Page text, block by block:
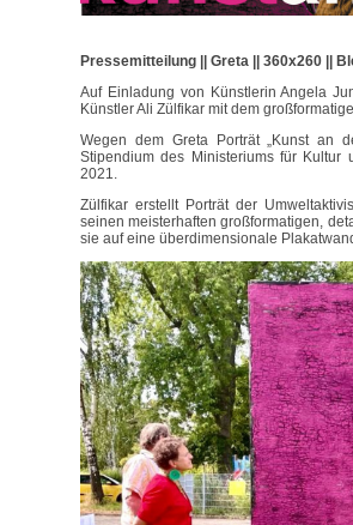
Pressemitteilung || Greta || 360x260 ||
Auf Einladung von Künstlerin Angela
Künstler Ali Zülfikar mit dem
Wegen dem Greta Porträt „Kunst an
Stipendium des Ministeriums für
2021.
Zülfikar erstellt Porträt der
seinen meisterhaften großformatigen,
sie auf eine überdimensionale